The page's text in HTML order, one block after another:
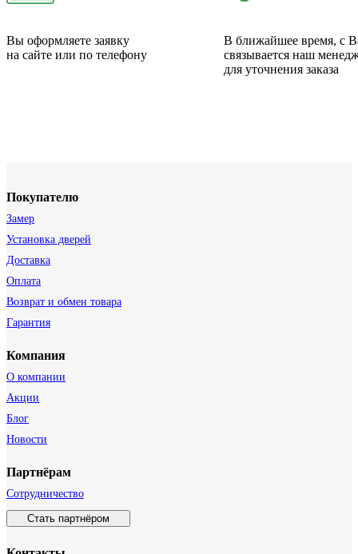
Вы оформляете заявку
на сайте или по телефону
В ближайшее время, с
связывается наш
для уточнения заказа
Покупателю
Замер
Установка дверей
Доставка
Оплата
Возврат и обмен товара
Гарантия
Компания
О компании
Акции
Блог
Новости
Партнёрам
Сотрудничество
Стать партнёром